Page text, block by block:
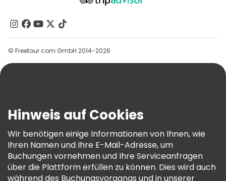
Kontakt
Gruppen
Hilfe
AGB Und Rechtliches
Cookie-Richtlinie
Freetour Auszeichnungen
Treueprogramm
© Freetour.com GmbH 2014-2026
Hinweis auf Cookies
Wir benötigen einige Informationen von Ihnen, wie
Ihren Namen und Ihre E-Mail-Adresse, um
Buchungen vornehmen und Ihre Serviceanfragen
über die Plattform erfüllen zu können. Dies wird auch
während des Buchungsvorgangs und in unserer